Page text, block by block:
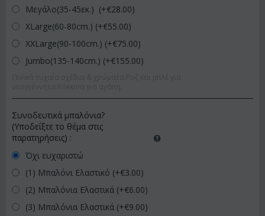
Μεγάλο(35-45εκ.) (+€28.00)
XLarge(60-80cm.) (+€55.00)
XXLarge(90-100cm.) (+€75.00)
Jumbo(135-140cm.) (+€155.00)
Συνοδευτικά μπαλόνια?
(Υποδείξτε το θέμα στις
παρατηρήσεις) :
Όχι ευχαριστώ
(1) Μπαλόνι Ελαστικό (+€3.00)
(2) Μπαλόνια Ελαστικά (+€6.00)
(3) Μπαλόνια Ελαστικά (+€9.00)